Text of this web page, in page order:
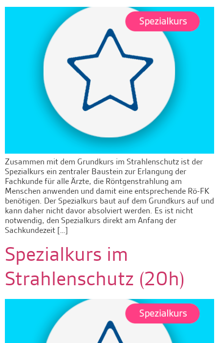
Zusammen mit dem Grundkurs im Strahlenschutz ist der
Spezialkurs ein zentraler Baustein zur Erlangung der
Fachkunde für alle Ärzte, die Röntgenstrahlung am
Menschen anwenden und damit eine entsprechende Rö-FK
benötigen. Der Spezialkurs baut auf dem Grundkurs auf und
kann daher nicht davor absolviert werden. Es ist nicht
notwendig, den Spezialkurs direkt am Anfang der
Sachkundezeit […]
Spezialkurs im
Strahlenschutz (20h)